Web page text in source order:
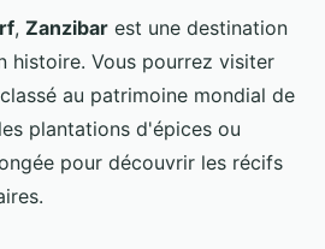
, Zanzibar est une destination
histoire. Vous pourrez visiter
au patrimoine mondial de
plantations d'épices ou
pour découvrir les récifs